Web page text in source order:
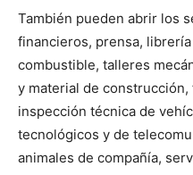
También pueden abrir los
financieros, prensa,
combustible, talleres
y material de
inspección técnica de
tecnológicos y de
animales de compañía,